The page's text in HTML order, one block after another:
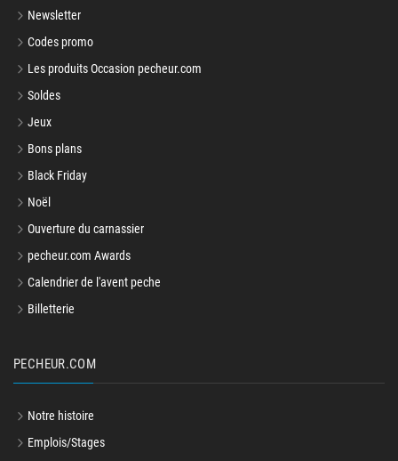
Newsletter
Codes promo
Les produits Occasion pecheur.com
Soldes
Jeux
Bons plans
Black Friday
Noël
Ouverture du carnassier
pecheur.com Awards
Calendrier de l'avent peche
Billetterie
PECHEUR.COM
Notre histoire
Emplois/Stages